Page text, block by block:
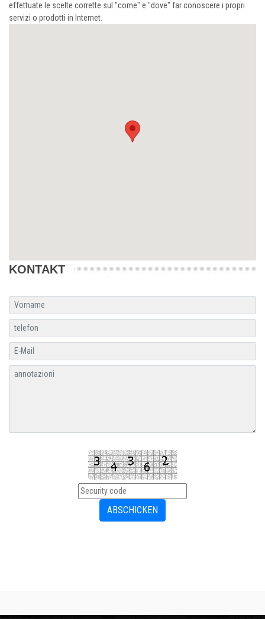
effettuate le scelte corrette sul "come" e "dove" far conoscere i propri
servizi o prodotti in Internet.
KONTAKT